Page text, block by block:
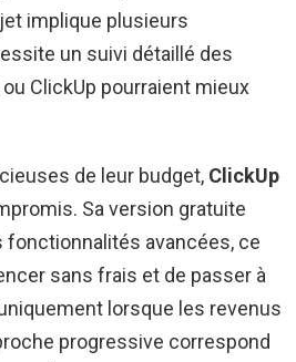
implique plusieurs
un suivi détaillé des
ClickUp pourraient mieux
de leur budget, ClickUp
Sa version gratuite
avancées, ce
sans frais et de passer à
lorsque les revenus
progressive correspond